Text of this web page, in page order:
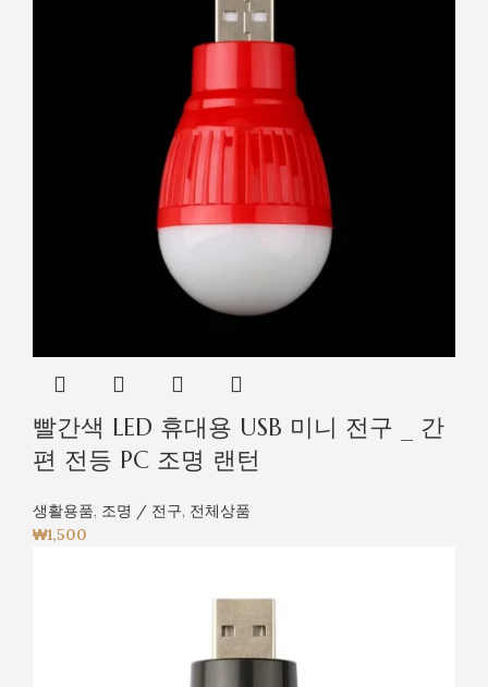
빨간색 LED 휴대용 USB 미니 전구 _ 간
편 전등 PC 조명 랜턴
생활용품, 조명 / 전구, 전체상품
₩1,500